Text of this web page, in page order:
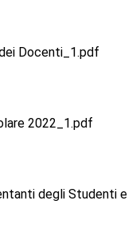
Docenti_1.pdf
2022_1.pdf
degli Studenti e